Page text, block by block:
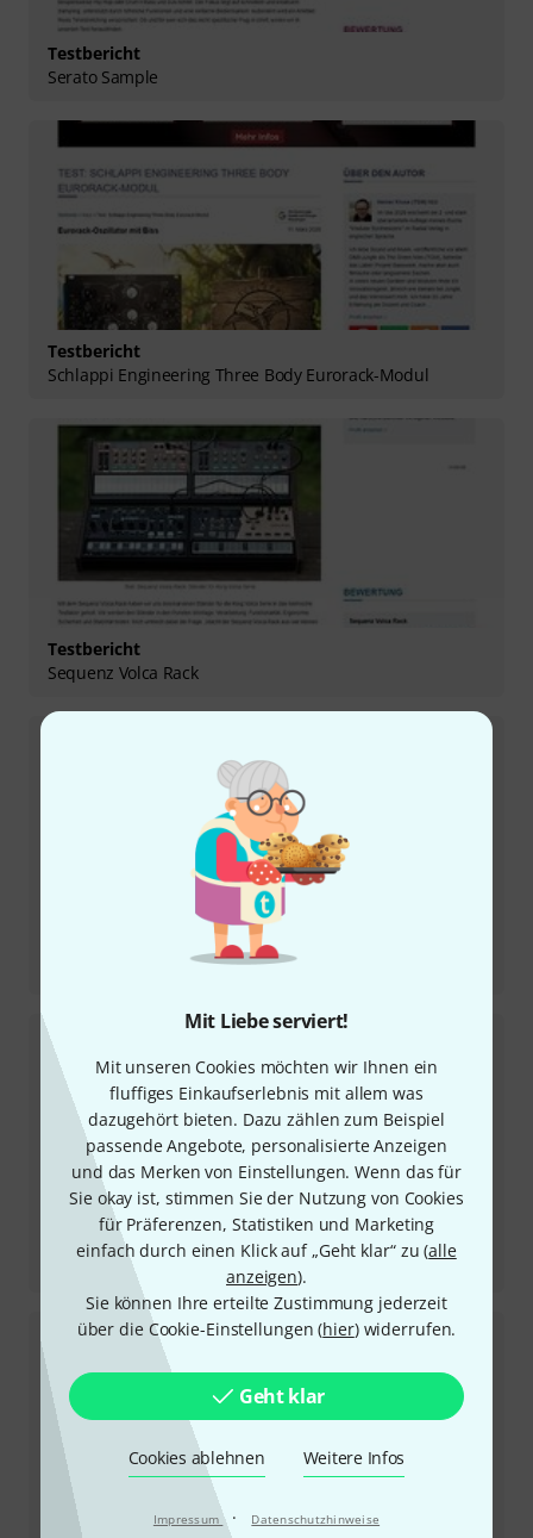
Mit Liebe serviert!
Mit unseren Cookies möchten wir Ihnen ein
fluffiges Einkaufserlebnis mit allem was
dazugehört bieten. Dazu zählen zum Beispiel
passende Angebote, personalisierte Anzeigen
und das Merken von Einstellungen. Wenn das für
Sie okay ist, stimmen Sie der Nutzung von Cookies
für Präferenzen, Statistiken und Marketing
einfach durch einen Klick auf „Geht klar“ zu (alle
anzeigen).
Sie können Ihre erteilte Zustimmung jederzeit
über die Cookie-Einstellungen (hier) widerrufen.
Geht klar
Cookies ablehnen Weitere Infos
Impressum · Datenschutzhinweise
Testbericht
Serato Sample
Testbericht
Schlappi Engineering Three Body Eurorack-Modul
Testbericht
Sequenz Volca Rack
Testbericht
Korg Pa5x Arranger Keyboard OS 1.4 Update